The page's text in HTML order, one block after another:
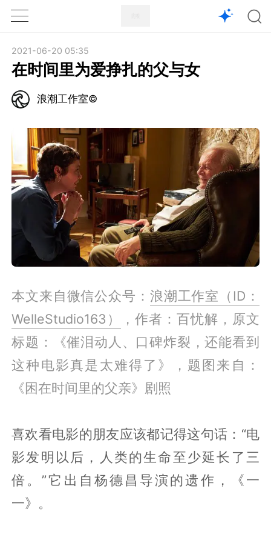
1X
2021-06-20 05:35
在时间里为爱挣扎的父与女
浪潮工作室©
本文来自微信公众号： 浪潮工作室（ID：
WelleStudio163）
，作者：百忧解，原文
标题：《催泪动人、口碑炸裂，还能看到
这种电影真是太难得了》，题图来自：
《困在时间里的父亲》剧照
喜欢看电影的朋友应该都记得这句话：“电
影发明以后，人类的生命至少延长了三
倍。”它出自杨德昌导演的遗作，《一
一》。